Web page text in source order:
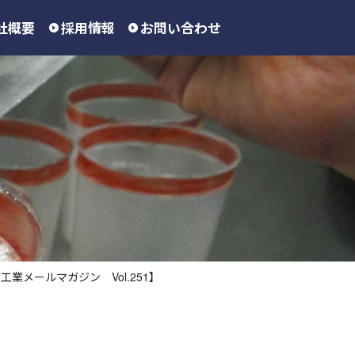
概要 採用情報 お問い合わせ
業メールマガジン Vol.251】